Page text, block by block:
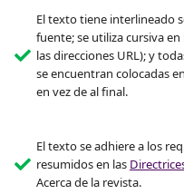
El texto tiene interlineado
fuente; se utiliza cursiva
las direcciones URL); y
se encuentran colocadas
en vez de al final.
El texto se adhiere a los
resumidos en las
Acerca de la revista.